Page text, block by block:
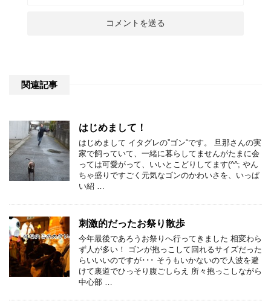
関連記事
はじめまして！
はじめまして イタグレの”ゴン“です。 旦那さんの実
家で飼っていて、一緒に暮らしてませんがたまに会
っては可愛がって、いいとこどりしてます(^^; やん
ちゃ盛りですごく元気なゴンのかわいさを、いっぱ
い紹 …
刺激的だったお祭り散歩
今年最後であろうお祭りへ行ってきました 相変わら
ず人が多い！ ゴンが抱っこして回れるサイズだった
らいいいのですが･･･ そうもいかないので人波を避
けて裏道でひっそり腹ごしらえ 所々抱っこしながら
中心部 …